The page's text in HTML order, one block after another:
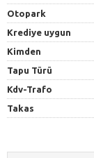
Otopark
Krediye uygun
Kimden
Tapu Türü
Kdv-Trafo
Takas